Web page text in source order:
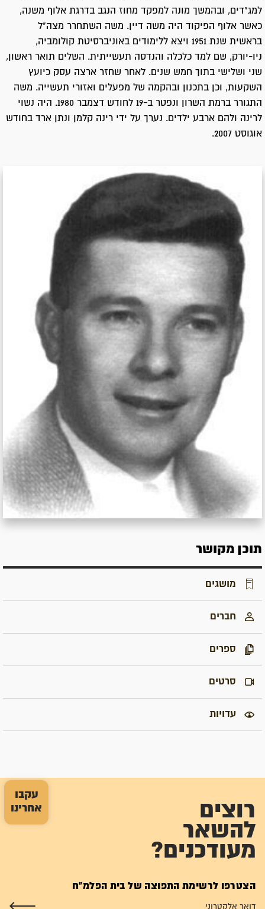
עקבו
אחרינו
למג"דים, ובהמשך מונה למפקד מחוז הנגב בדרגת אלוף משנה,
כאשר אלוף הפיקוד היה משה דיין. משה השתחרר מצה"ל
בראשית שנת 1951 ויצא ללימודים באוניברסיטת קולומביה,
ניו-יורק, שם למד כלכלה והנדסה תעשייתית. השלים תואר ראשון,
שני ושלישי בתוך חמש שנים. לאחר שחזר ארצה עסק כיועץ
השקעות, וכן בתכנון ובהקמה של מפעלים ואזורי תעשייה. משה
התגורר ברמת השרון ונפטר ב-19 לחודש דצמבר 1980. היה נשוי
לרינה ולהם ארבע ילדים. נערך על ידי רינה קלמן ונתן ארד בחודש
אוגוסט 2007.
תוכן מקושר
מושגים
חברים
ספרים
סרטים
עדויות
רוצים
להשאר
מעודכנים?
הצטרפו לרשימת התפוצה של בית הפלמ"ח